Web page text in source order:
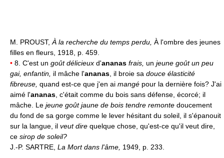
M. PROUST, À la recherche du temps perdu, À l'ombre des jeunes
filles en fleurs, 1918, p. 459.
• 8. C'est un goût délicieux d'ananas frais, un jeune goût un peu
gai, enfantin, il mâche l'ananas , il broie sa douce élasticité
fibreuse, quand est-ce que j'en ai mangé pour la dernière fois? J'ai
aimé l'ananas , c'était comme du bois sans défense, écorcé; il
mâche. Le jeune goût jaune de bois tendre remonte doucement
du fond de sa gorge comme le lever hésitant du soleil, il s'épanouit
sur la langue, il veut dire quelque chose, qu'est-ce qu'il veut dire,
ce sirop de soleil?
J.-P. SARTRE, La Mort dans l'âme, 1949, p. 233.